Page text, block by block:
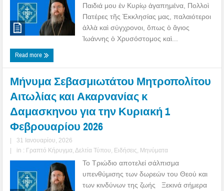
Παιδιά μου ἐν Κυρίῳ ἀγαπημένα, Πολλοὶ
Πατέρες τῆς Ἐκκλησίας μας, παλαιότεροι
ἀλλὰ καὶ σύγχρονοι, ὅπως ὁ ἅγιος
Ἰωάννης ὁ Χρυσόστομος καὶ...
Read more
Μήνυμα Σεβασμιωτάτου Μητροπολίτου
Αιτωλίας και Ακαρνανίας κ
Δαμασκηνου για την Κυριακή 1
Φεβρουαρίου 2026
|
31 Ιανουαρίου, 2026
|
in : Γραπτό Κήρυγμα Δελτία Τύπου Ειδήσεις Μηνύματα
Το Τριώδιο αποτελεί σάλπισμα
υπενθύμισης των δωρεών του Θεού και
των κινδύνων της ζωής Ξεκινά σήμερα